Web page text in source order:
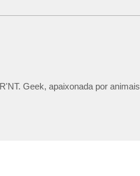
Geek, apaixonada por